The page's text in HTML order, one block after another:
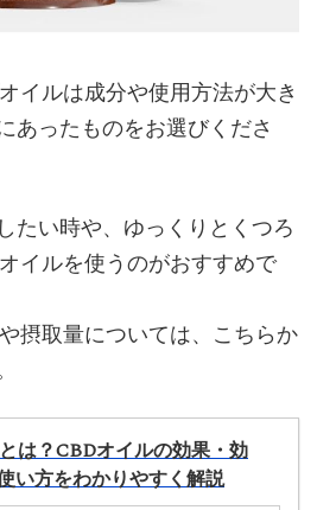
イルは成分や使用方法が大き
あったものをお選びくださ
たい時や、ゆっくりとくつろ
イルを使うのがおすすめで
摂取量については、こちらか
は？CBDオイルの効果・効
い方をわかりやすく解説